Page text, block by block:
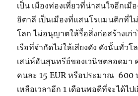
เป็น เมืองท่องเที่ยวที่น่าสนใจอีกเมื
อิตาลี เป็นเมืองที่แสนโรแมนติกที่ไ
โลก ไม่อนุญาตให้รื้อสิ่งก่อสร้างเก่
เรือที่จำกัดไม่ให้เสียงดัง ดังนั้นทั่ว
เสน่ห์อันสุนทรีย์ของเวนิชตลอดมา
คนละ 15 EUR หรือประมาณ 600
เหลือเวลาอีก 1 เดือนพอดีที่จะได้ไป